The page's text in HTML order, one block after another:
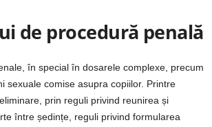
de procedură penală
în special în dosarele complexe, precum
sexuale comise asupra copiilor. Printre
prin reguli privind reunirea și
între ședințe, reguli privind formularea